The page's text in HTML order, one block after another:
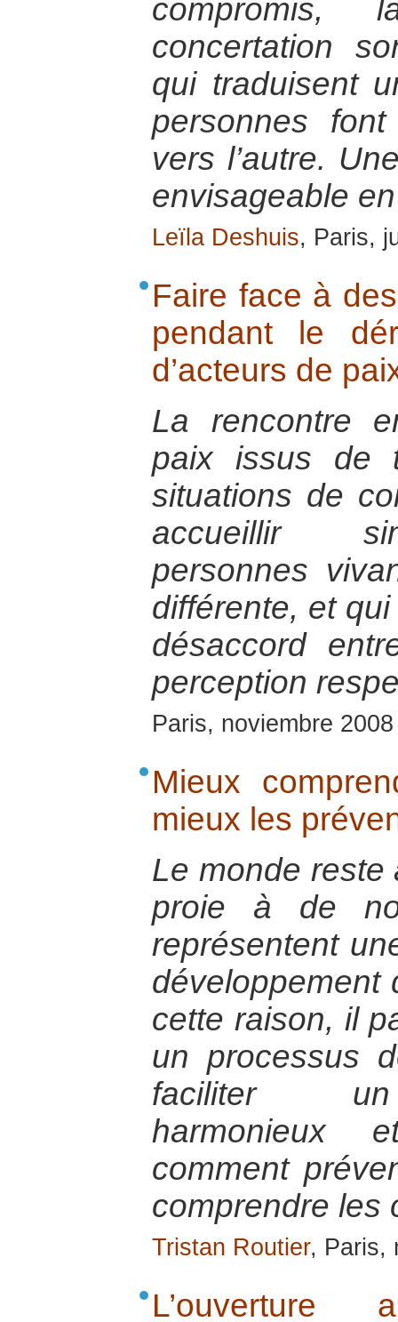
compromis,
concertation
qui traduisent
personnes
vers l’autre.
envisageable
Leïla Deshuis, Paris,
Faire face à
pendant le
d’acteurs de
La rencontre
paix issus de
situations de
accueillir
personnes
différente, et
désaccord
perception
Paris, noviembre 2008
Mieux
mieux les
Le monde reste
proie à de
représentent
développement
cette raison, il
un processus
faciliter un
harmonieux
comment
comprendre les
Tristan Routier, Paris,